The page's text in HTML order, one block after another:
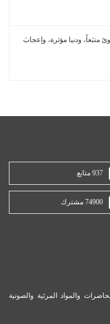
متبَعاً، ودنيا مؤثرة، وإعجابَ
937 متابع
74900 مشترك
والمواد المرئية والصوتية